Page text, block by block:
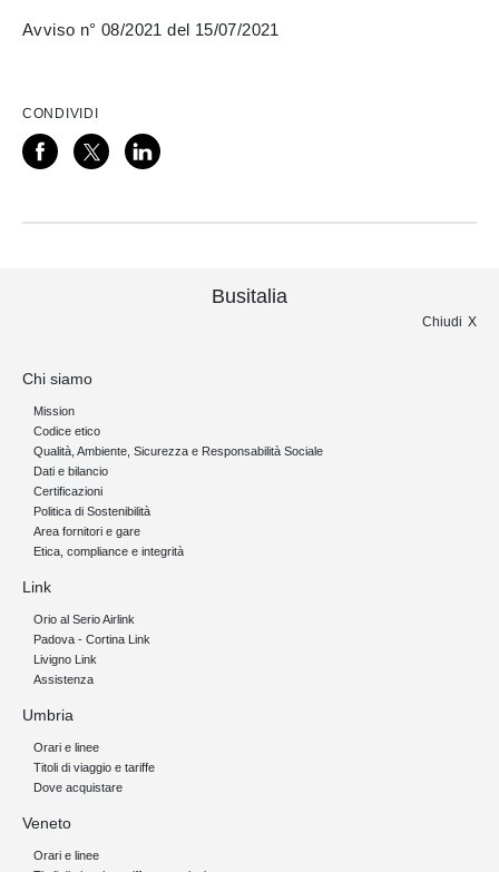
Avviso n° 08/2021 del 15/07/2021
CONDIVIDI
Busitalia
Chiudi
Chi siamo
Mission
Codice etico
Qualità, Ambiente, Sicurezza e Responsabilità Sociale
Dati e bilancio
Certificazioni
Politica di Sostenibilità
Area fornitori e gare
Etica, compliance e integrità
Link
Orio al Serio Airlink
Padova - Cortina Link
Livigno Link
Assistenza
Umbria
Orari e linee
Titoli di viaggio e tariffe
Dove acquistare
Veneto
Orari e linee